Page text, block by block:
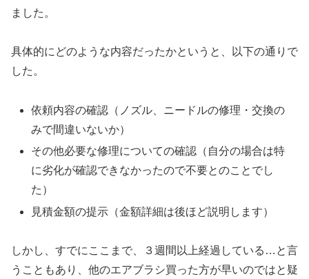
ました。
具体的にどのような内容だったかというと、以下の通りで
した。
依頼内容の確認（ノズル、ニードルの修理・交換の
みで間違いないか）
その他必要な修理についての確認（自分の場合は特
に劣化が確認できなかったので不要とのことでし
た）
見積金額の提示（金額詳細は後ほど説明します）
しかし、すでにここまで、３週間以上経過している…と言
うこともあり、他のエアブラシ買った方が早いのではと疑